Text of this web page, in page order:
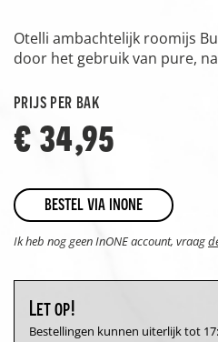
Otelli ambachtelijk roomijs
door het gebruik van pure,
prijs per bak
€ 34,95
bestel via inone
Ik heb nog geen InONE account, vraag
Let op!
Bestellingen kunnen uiterlijk tot